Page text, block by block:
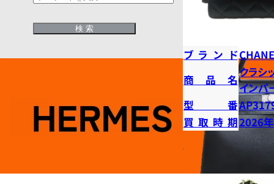
ブランド
商品名
クラシ
インパ
型番
買取時期2026